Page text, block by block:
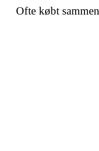
Ofte købt sammen